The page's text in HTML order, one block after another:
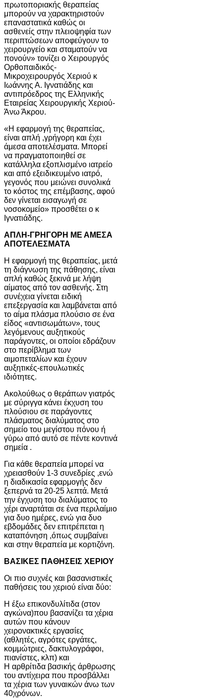
πρωτοποριακής θεραπείας
μπορούν να χαρακτηριστούν
επαναστατικά καθώς οι
ασθενείς στην πλειοψηφία των
περιπτώσεων αποφεύγουν το
χειρουργείο και σταματούν να
πονούν» τονίζει ο Χειρουργός
Ορθοπαιδικός-
Μικροχειρουργός Χεριού κ
Ιωάννης Α. Ιγνατιάδης και
αντιπρόεδρος της Ελληνικής
Εταιρείας Χειρουργικής Χεριού-
Άνω Άκρου.
«Η εφαρμογή της θεραπείας,
είναι απλή ,γρήγορη και έχει
άμεσα αποτελέσματα. Μπορεί
να πραγματοποιηθεί σε
κατάλληλα εξοπλισμένο ιατρείο
και από εξειδικευμένο ιατρό,
γεγονός που μειώνει συνολικά
το κόστος της επέμβασης, αφού
δεν γίνεται εισαγωγή σε
νοσοκομείο» προσθέτει ο κ
Ιγνατιάδης.
ΑΠΛΗ-ΓΡΗΓΟΡΗ ΜΕ ΑΜΕΣΑ
ΑΠΟΤΕΛΕΣΜΑΤΑ
Η εφαρμογή της θεραπείας, μετά
τη διάγνωση της πάθησης, είναι
απλή καθώς ξεκινά με λήψη
αίματος από τον ασθενής. Στη
συνέχεια γίνεται ειδική
επεξεργασία και λαμβάνεται από
το αίμα πλάσμα πλούσιο σε ένα
είδος «αντισωμάτων», τους
λεγόμενους αυξητικούς
παράγοντες, οι οποίοι εδράζουν
στο περίβλημα των
αιμοπεταλίων και έχουν
αυξητικές-επουλωτικές
ιδιότητες.
Ακολούθως ο θεράπων γιατρός
με σύριγγα κάνει έκχυση του
πλούσιου σε παράγοντες
πλάσματος διαλύματος στο
σημείο του μεγίστου πόνου ή
γύρω από αυτό σε πέντε κοντινά
σημεία .
Για κάθε θεραπεία μπορεί να
χρειασθούν 1-3 συνεδρίες ,ενώ
η διαδικασία εφαρμογής δεν
ξεπερνά τα 20-25 λεπτά. Μετά
την έγχυση του διαλύματος το
χέρι αναρτάται σε ένα περιλαίμιο
για δυο ημέρες, ενώ για δυο
εβδομάδες δεν επιτρέπεται η
καταπόνηση ,όπως συμβαίνει
και στην θεραπεία με κορτιζόνη.
ΒΑΣΙΚΕΣ ΠΑΘΗΣΕΙΣ ΧΕΡΙΟΥ
Οι πιο συχνές και βασανιστικές
παθήσεις του χεριού είναι δύο:
Η έξω επικονδυλίτιδα (στον
αγκώνα)που βασανίζει τα χέρια
αυτών που κάνουν
χειρονακτικές εργασίες
(αθλητές, αγρότες εργάτες,
κομμώτριες, δακτυλογράφοι,
πιανίστες, κλπ) και
Η αρθρίτιδα βασικής άρθρωσης
του αντίχειρα που προσβάλλει
τα χέρια των γυναικών άνω των
40χρόνων.